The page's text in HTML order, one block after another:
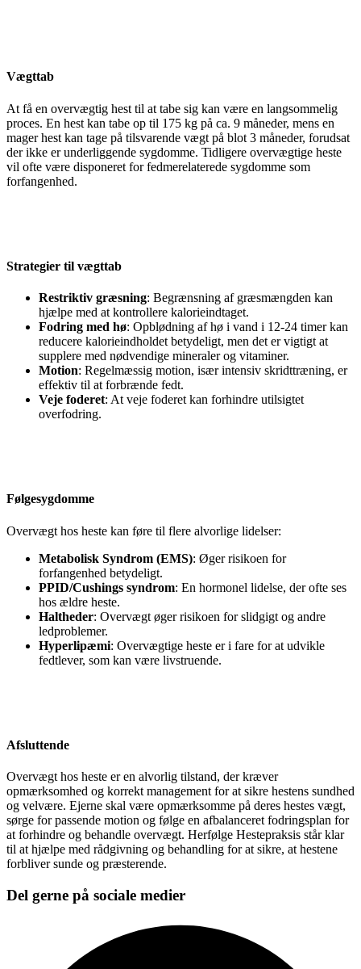
Vægttab
At få en overvægtig hest til at tabe sig kan være en langsommelig
proces. En hest kan tabe op til 175 kg på ca. 9 måneder, mens en
mager hest kan tage på tilsvarende vægt på blot 3 måneder, forudsat
der ikke er underliggende sygdomme. Tidligere overvægtige heste
vil ofte være disponeret for fedmerelaterede sygdomme som
forfangenhed.
Strategier til vægttab
Restriktiv græsning: Begrænsning af græsmængden kan
hjælpe med at kontrollere kalorieindtaget.
Fodring med hø: Opblødning af hø i vand i 12-24 timer kan
reducere kalorieindholdet betydeligt, men det er vigtigt at
supplere med nødvendige mineraler og vitaminer.
Motion: Regelmæssig motion, især intensiv skridttræning, er
effektiv til at forbrænde fedt.
Veje foderet: At veje foderet kan forhindre utilsigtet
overfodring.
Følgesygdomme
Overvægt hos heste kan føre til flere alvorlige lidelser:
Metabolisk Syndrom (EMS): Øger risikoen for
forfangenhed betydeligt.
PPID/Cushings syndrom: En hormonel lidelse, der ofte ses
hos ældre heste.
Haltheder: Overvægt øger risikoen for slidgigt og andre
ledproblemer.
Hyperlipæmi: Overvægtige heste er i fare for at udvikle
fedtlever, som kan være livstruende.
Afsluttende
Overvægt hos heste er en alvorlig tilstand, der kræver
opmærksomhed og korrekt management for at sikre hestens sundhed
og velvære. Ejerne skal være opmærksomme på deres hestes vægt,
sørge for passende motion og følge en afbalanceret fodringsplan for
at forhindre og behandle overvægt. Herfølge Hestepraksis står klar
til at hjælpe med rådgivning og behandling for at sikre, at hestene
forbliver sunde og præsterende.
Del gerne på sociale medier